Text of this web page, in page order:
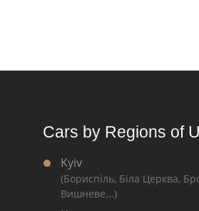
Cars by Regions of
Kyiv
(Бориспіль, Біла Церква,
Вишневе...)